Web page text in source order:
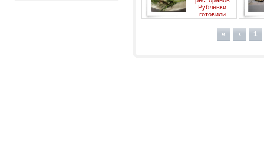
Рублевки
готовили
« ‹ 1